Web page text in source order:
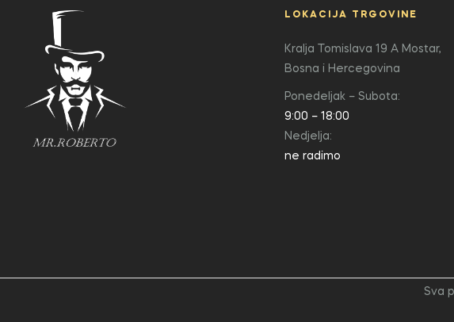
LOKACIJA TRGOVINE
Kralja Tomislava 19 A Mostar,
Bosna i Hercegovina
Ponedeljak – Subota:
9:00 – 18:00
Nedjelja:
ne radimo
Sva